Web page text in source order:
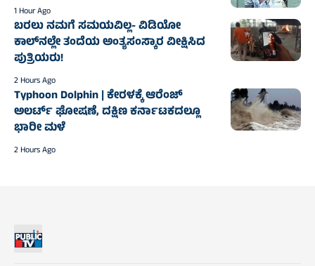
1 Hour Ago
ಬರಲು ನಮಗೆ ಸಮಯವಿಲ್ಲ- ವಿಡಿಯೋ
ಕಾಲ್‌ನಲ್ಲೇ ತಂದೆಯ ಅಂತ್ಯಸಂಸ್ಕಾರ ವೀಕ್ಷಿಸಿದ
ಪುತ್ರಿಯರು!
2 Hours Ago
Typhoon Dolphin | ಕೇರಳಕ್ಕೆ ಆರೆಂಜ್‌
ಅಲರ್ಟ್‌ ಘೋಷಣೆ, ದಕ್ಷಿಣ ಕರ್ನಾಟಕದಲ್ಲೂ
ಭಾರೀ ಮಳೆ
2 Hours Ago